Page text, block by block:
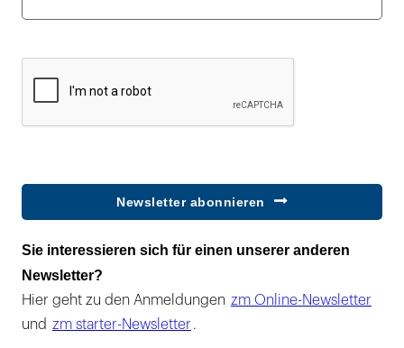
Newsletter abonnieren
Sie interessieren sich für einen unserer anderen
Newsletter?
Hier geht zu den Anmeldungen zm Online-Newsletter
und zm starter-Newsletter .